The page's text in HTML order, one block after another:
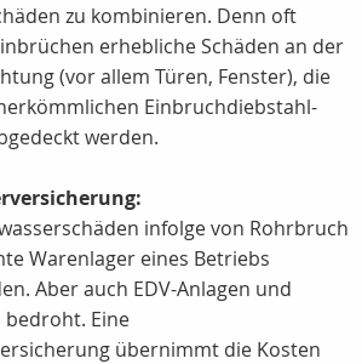
zu kombinieren. Denn oft
erhebliche Schäden an der
(vor allem Türen, Fenster), die
Einbruchdiebstahl-
werden.
infolge von Rohrbruch
Warenlager eines Betriebs
Aber auch EDV-Anlagen und
bedroht. Eine
übernimmt die Kosten